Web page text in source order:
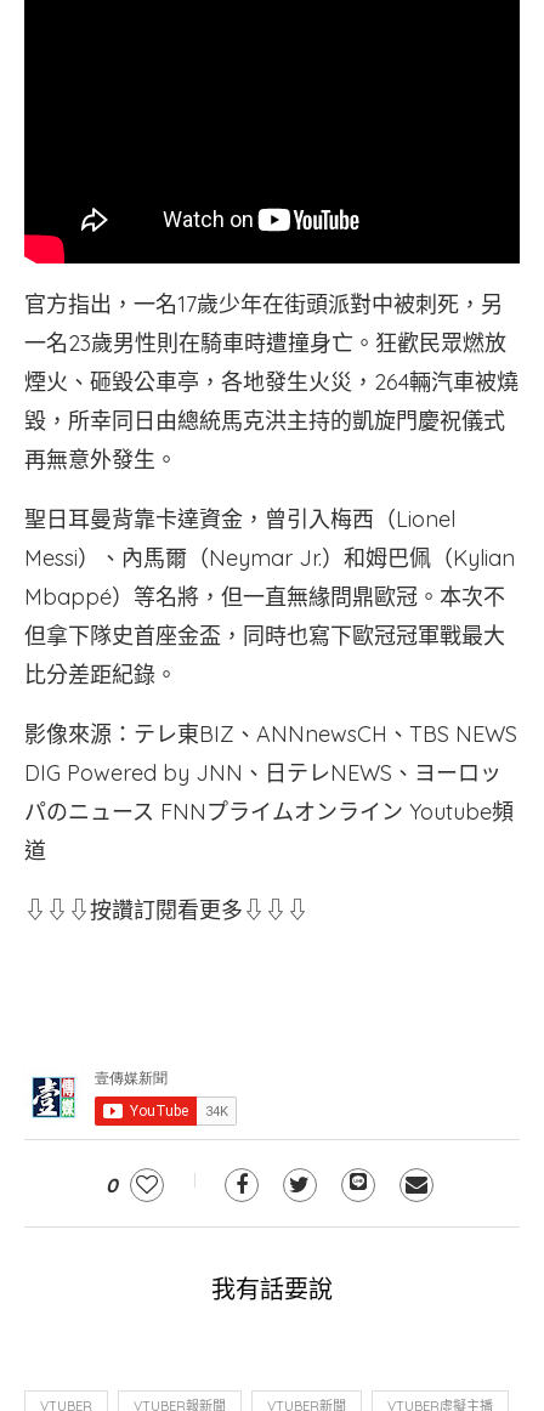
官方指出，一名17歲少年在街頭派對中被刺死，另
一名23歲男性則在騎車時遭撞身亡。狂歡民眾燃放
煙火、砸毀公車亭，各地發生火災，264輛汽車被燒
毀，所幸同日由總統馬克洪主持的凱旋門慶祝儀式
再無意外發生。
聖日耳曼背靠卡達資金，曾引入梅西（Lionel
Messi）、內馬爾（Neymar Jr.）和姆巴佩（Kylian
Mbappé）等名將，但一直無緣問鼎歐冠。本次不
但拿下隊史首座金盃，同時也寫下歐冠冠軍戰最大
比分差距紀錄。
影像來源：テレ東BIZ、ANNnewsCH、TBS NEWS
DIG Powered by JNN、日テレNEWS、ヨーロッ
パのニュース FNNプライムオンライン Youtube頻
道
⇩⇩⇩按讚訂閱看更多⇩⇩⇩
0
我有話要說
VTUBER VTUBER報新聞 VTUBER新聞 VTUBER虛擬主播